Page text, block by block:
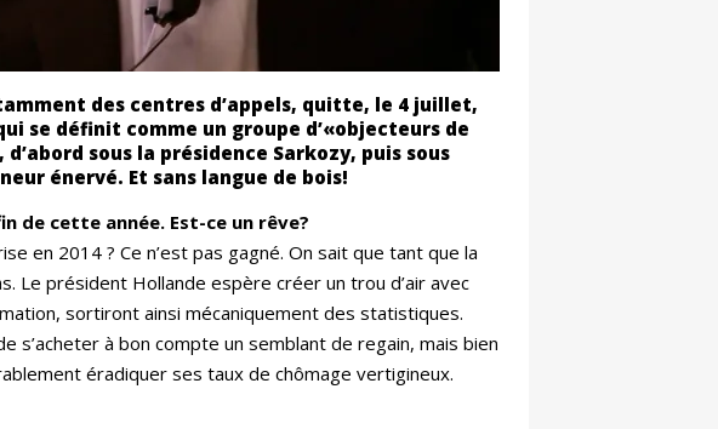
des centres d’appels, quitte, le 4 juillet,
se définit comme un groupe d’«objecteurs de
sous la présidence Sarkozy, puis sous
énervé. Et sans langue de bois!
de cette année. Est-ce un rêve?
en 2014 ? Ce n’est pas gagné. On sait que tant que la
Le président Hollande espère créer un trou d’air avec
sortiront ainsi mécaniquement des statistiques.
s’acheter à bon compte un semblant de regain, mais bien
éradiquer ses taux de chômage vertigineux.